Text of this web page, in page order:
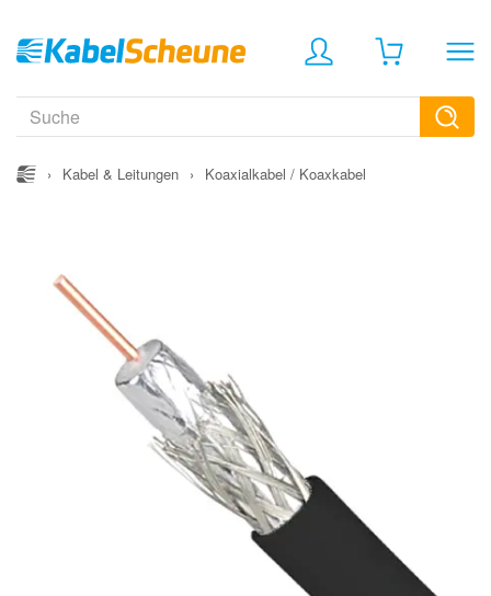
› Kabel & Leitungen › Koaxialkabel / Koaxkabel